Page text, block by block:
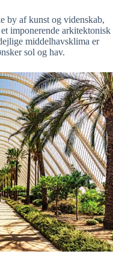
by af kunst og videnskab,
imponerende arkitektonisk
middelhavsklima er
sol og hav.